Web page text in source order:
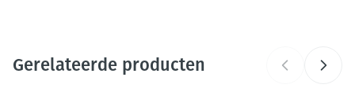
Merken Dax
Gerelateerde producten